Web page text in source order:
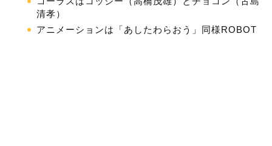
清孝）
アニメーションは「あしたわらおう」同様ROBOT